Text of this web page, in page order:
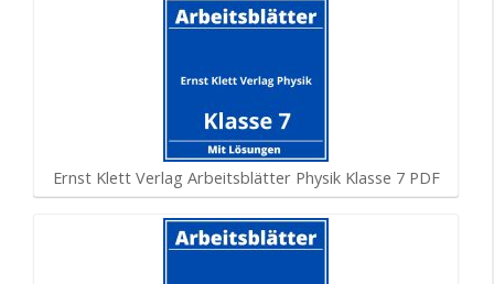
Ernst Klett Verlag Arbeitsblätter Physik Klasse 7 PDF